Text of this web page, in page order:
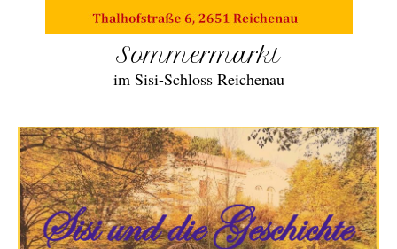
Sommermarkt
im Sisi-Schloss Reichenau